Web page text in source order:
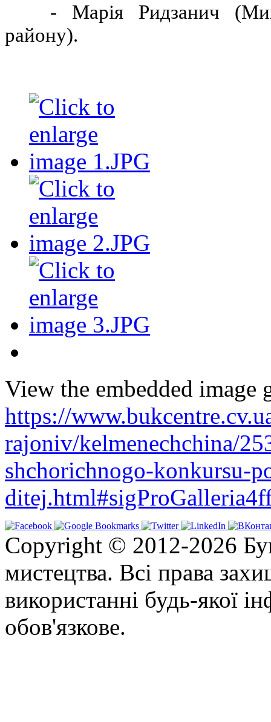
- Марія Ридзанич
району).
View the embedded image
https://
rajoniv/kelmenechchina/
shchorichnogo-konkursu-
Copyright © 2012-2026
мистецтва. Всі права
використанні будь-якої
обов'язкове.